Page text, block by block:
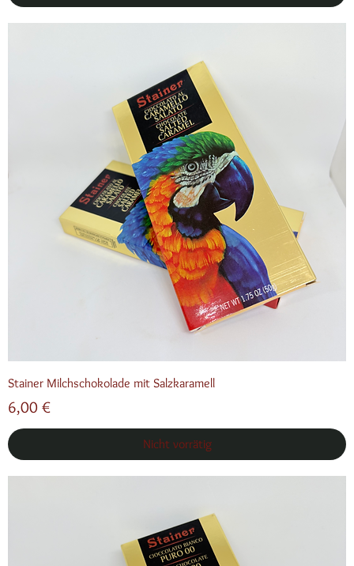
Stainer Milchschokolade mit Salzkaramell
Preis
6,00 €
Nicht vorrätig